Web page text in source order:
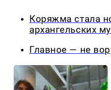
Коряжма стала
архангельских
Главное — не